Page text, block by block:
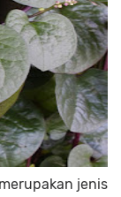
jenis